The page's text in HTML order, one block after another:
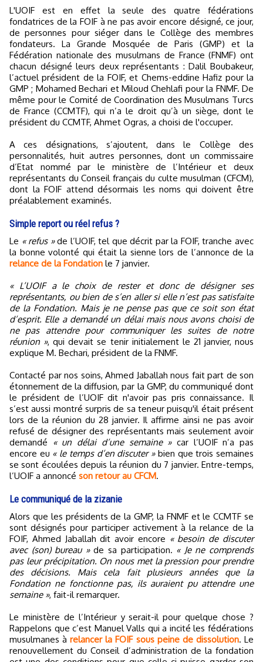
L'UOIF est en effet la seule des quatre fédérations
fondatrices de la FOIF à ne pas avoir encore désigné, ce jour,
de personnes pour siéger dans le Collège des membres
fondateurs. La Grande Mosquée de Paris (GMP) et la
Fédération nationale des musulmans de France (FNMF) ont
chacun désigné leurs deux représentants : Dalil Boubakeur,
l’actuel président de la FOIF, et Chems-eddine Hafiz pour la
GMP ; Mohamed Bechari et Miloud Chehlafi pour la FNMF. De
même pour le Comité de Coordination des Musulmans Turcs
de France (CCMTF), qui n’a le droit qu’à un siège, dont le
président du CCMTF, Ahmet Ogras, a choisi de l'occuper.
A ces désignations, s’ajoutent, dans le Collège des
personnalités, huit autres personnes, dont un commissaire
d’Etat nommé par le ministère de l’Intérieur et deux
représentants du Conseil français du culte musulman (CFCM),
dont la FOIF attend désormais les noms qui doivent être
préalablement examinés.
Simple report ou réel refus ?
Le « refus »de l’UOIF, tel que décrit par la FOIF, tranche avec
la bonne volonté qui était la sienne lors de l’annonce de la
relance de la Fondation le 7 janvier.
« L’UOIF a le choix de rester et donc de désigner ses
représentants, ou bien de s’en aller si elle n’est pas satisfaite
de la Fondation. Mais je ne pense pas que ce soit son état
d’esprit. Elle a demandé un délai mais nous avons choisi de
ne pas attendre pour communiquer les suites de notre
réunion », qui devait se tenir initialement le 21 janvier, nous
explique M. Bechari, président de la FNMF.
Contacté par nos soins, Ahmed Jaballah nous fait part de son
étonnement de la diffusion, par la GMP, du communiqué dont
le président de l’UOIF dit n'avoir pas pris connaissance. Il
s’est aussi montré surpris de sa teneur puisqu'il était présent
lors de la réunion du 28 janvier. Il affirme ainsi ne pas avoir
refusé de désigner des représentants mais seulement avoir
demandé
« un délai d’une semaine »car l’UOIF n’a pas
encore eu « le temps d’en discuter »bien que trois semaines
se sont écoulées depuis la réunion du 7 janvier. Entre-temps,
l’UOIF a annoncé son retour au CFCM.
Le communiqué de la zizanie
Alors que les présidents de la GMP, la FNMF et le CCMTF se
sont désignés pour participer activement à la relance de la
FOIF, Ahmed Jaballah dit avoir encore « besoin de discuter
avec (son) bureau »de sa participation. « Je ne comprends
pas leur précipitation. On nous met la pression pour prendre
des décisions. Mais cela fait plusieurs années que la
Fondation ne fonctionne pas, ils auraient pu attendre une
semaine », fait-il remarquer.
Le ministère de l’Intérieur y serait-il pour quelque chose ?
Rappelons que c’est Manuel Valls qui a incité les fédérations
musulmanes àrelancer la FOIF sous peine de dissolution. Le
renouvellement du Conseil d’administration de la fondation